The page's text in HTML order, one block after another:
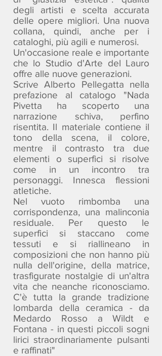
degli artisti e scelta accurata
delle opere migliori. Una nuova
collana, quindi, anche per i
cataloghi, più agili e numerosi.
Un'occasione reale e importante
che lo Studio d'Arte del Lauro
offre alle nuove generazioni.
Scrive Alberto Pellegatta nella
prefazione al catalogo "Nada
Pivetta ha scoperto una
narrazione schiva, perfino
risentita. Il materiale contiene il
tono della scena, il colore,
mentre il contrasto tra due
elementi o superfici si risolve
come in un incontro tra
personaggi. Innesca flessioni
atletiche.
Nel vuoto rimbomba una
corrispondenza, una malinconia
residuale. Per questo le
superfici si staccano come
tessuti e si riallineano in
composizioni che non hanno più
nulla dell'origine, della matrice,
trasfigurate nostalgie di un'altra
vita che neanche riconosciamo.
C'è tutta la grande tradizione
lombarda della ceramica - da
Medardo Rosso a Wildt e
Fontana - in questi piccoli sogni
lirici straordinariamente pulsanti
e raffinati"